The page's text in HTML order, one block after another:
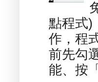
點程式)
作，程
前先勾
能、按